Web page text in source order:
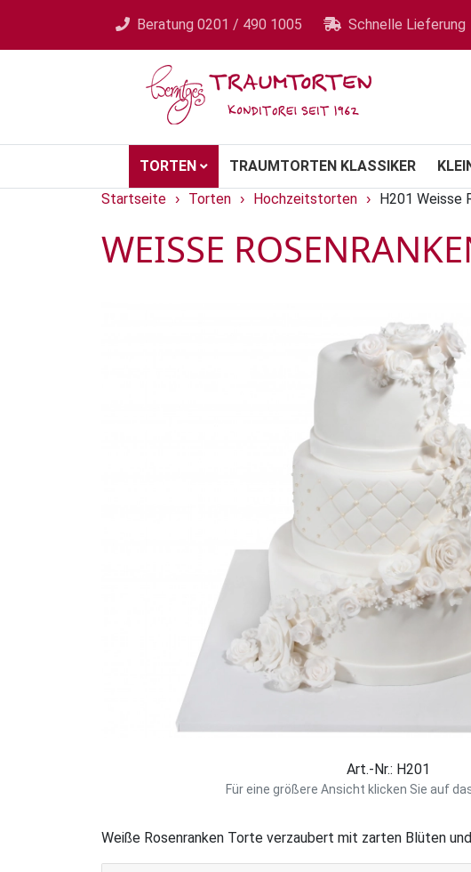
Beratung 0201 / 490 1005 Schnelle Lieferung
TORTEN TRAUMTORTEN KLASSIKER
Startseite › Torten › Hochzeitstorten › H201 Weisse
WEISSE
Art.-Nr.: H201
Für eine größere Ansicht klicken Sie auf
Weiße Rosenranken Torte verzaubert mit zarten Blüten